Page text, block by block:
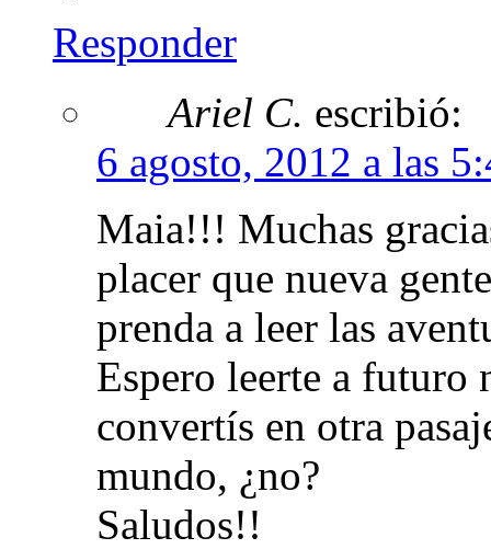
Responder
Ariel C. escribió:
6 agosto, 2012 a las
Maia!!! Muchas
placer que nueva
prenda a leer las
Espero leerte a futuro
convertís en otra
mundo, ¿no?
Saludos!!